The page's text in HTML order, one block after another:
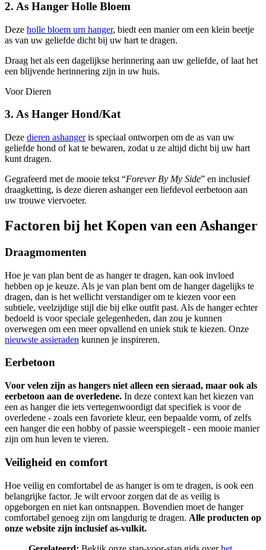
2. As Hanger Holle Bloem
Deze holle bloem urn hanger, biedt een manier om een klein beetje
as van uw geliefde dicht bij uw hart te dragen.
Draag het als een dagelijkse herinnering aan uw geliefde, of laat het
een blijvende herinnering zijn in uw huis.
Voor Dieren
3. As Hanger Hond/Kat
Deze dieren ashangeris speciaal ontworpen om de as van uw
geliefde hond of kat te bewaren, zodat u ze altijd dicht bij uw hart
kunt dragen.
Gegrafeerd met de mooie tekst “Forever By My Side” en inclusief
draagketting, is deze dieren ashanger een liefdevol eerbetoon aan
uw trouwe viervoeter.
Factoren bij het Kopen van een Ashanger
Draagmomenten
Hoe je van plan bent de as hanger te dragen, kan ook invloed
hebben op je keuze. Als je van plan bent om de hanger dagelijks te
dragen, dan is het wellicht verstandiger om te kiezen voor een
subtiele, veelzijdige stijl die bij elke outfit past. Als de hanger echter
bedoeld is voor speciale gelegenheden, dan zou je kunnen
overwegen om een meer opvallend en uniek stuk te kiezen. Onze
nieuwste assieraden kunnen je inspireren.
Eerbetoon
Voor velen zijn as hangers niet alleen een sieraad, maar ook als
eerbetoon aan de overledene. In deze context kan het kiezen van
een as hanger die iets vertegenwoordigt dat specifiek is voor de
overledene - zoals een favoriete kleur, een bepaalde vorm, of zelfs
een hanger die een hobby of passie weerspiegelt - een mooie manier
zijn om hun leven te vieren.
Veiligheid en comfort
Hoe veilig en comfortabel de as hanger is om te dragen, is ook een
belangrijke factor. Je wilt ervoor zorgen dat de as veilig is
opgeborgen en niet kan ontsnappen. Bovendien moet de hanger
comfortabel genoeg zijn om langdurig te dragen. Alle producten op
onze website zijn inclusief as-vulkit.